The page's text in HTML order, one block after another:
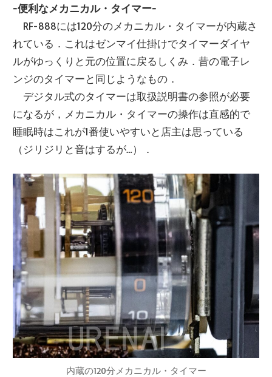
-便利なメカニカル・タイマー-
RF-888には120分のメカニカル・タイマーが内蔵さ
れている．これはゼンマイ仕掛けでタイマーダイヤ
ルがゆっくりと元の位置に戻るしくみ．昔の電子レ
ンジのタイマーと同じようなもの．
デジタル式のタイマーは取扱説明書の参照が必要
になるが，メカニカル・タイマーの操作は直感的で
睡眠時はこれが1番使いやすいと店主は思っている
（ジリジリと音はするが…）．
内蔵の120分メカニカル・タイマー